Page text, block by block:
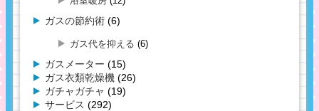
ガスの節約術 (6)
ガス代を抑える (6)
ガスメーター (15)
ガス衣類乾燥機 (26)
ガチャガチャ (19)
サービス (292)